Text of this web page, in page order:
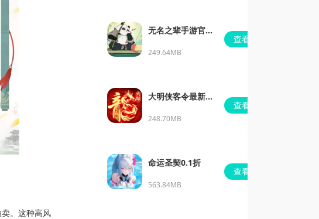
。这种高风
无名之辈手游官方
版
249.64MB
查看
大明侠客令最新安
卓版
248.70MB
查看
命运圣契0.1折
563.84MB
查看